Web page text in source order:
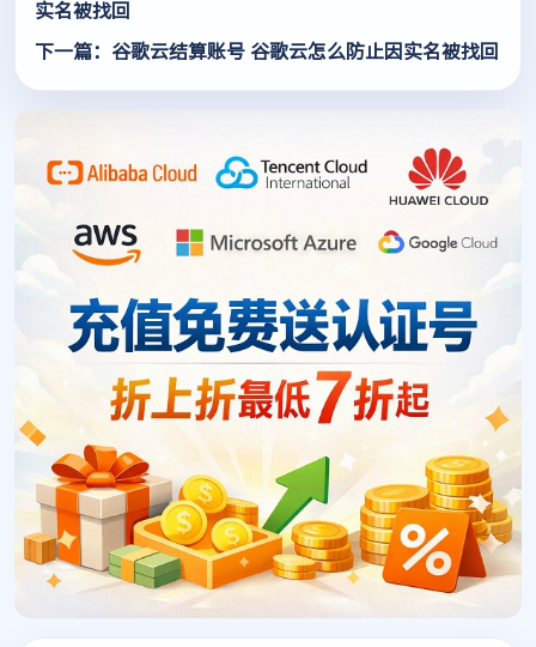
实名被找回
下一篇：谷歌云结算账号 谷歌云怎么防止因实名被找回